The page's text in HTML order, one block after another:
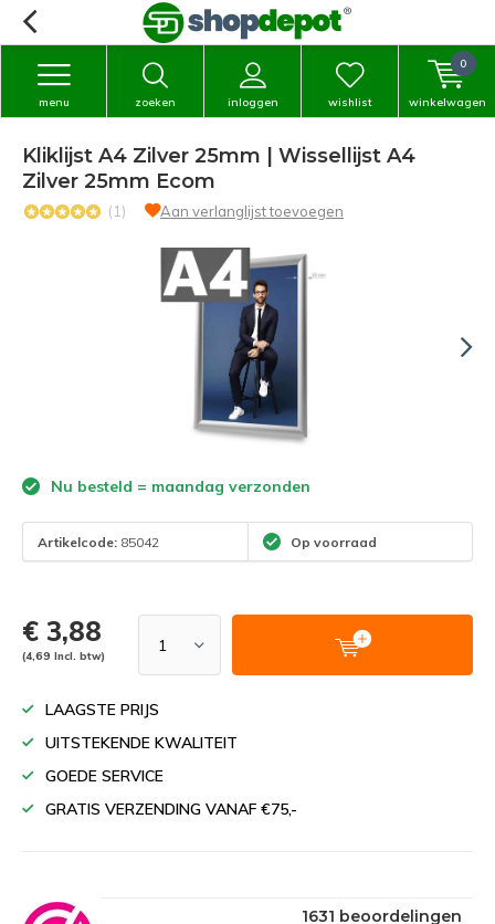
zoeken inloggen
menu wishlist winkelwagen
0
Kliklijst A4 Zilver 25mm | Wissellijst A4
Zilver 25mm Ecom
(1) Aan verlanglijst toevoegen
Nu besteld = maandag verzonden
Artikelcode: 85042 Op voorraad
€ 3,88
(4,69 Incl. btw)
LAAGSTE PRIJS
UITSTEKENDE KWALITEIT
GOEDE SERVICE
GRATIS VERZENDING VANAF €75,-
1631 beoordelingen